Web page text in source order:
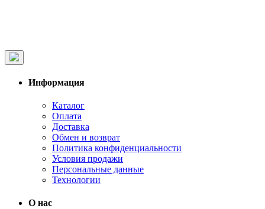
Информация
Каталог
Оплата
Доставка
Обмен и возврат
Политика конфиденциальности
Условия продажи
Персональные данные
Технологии
О нас